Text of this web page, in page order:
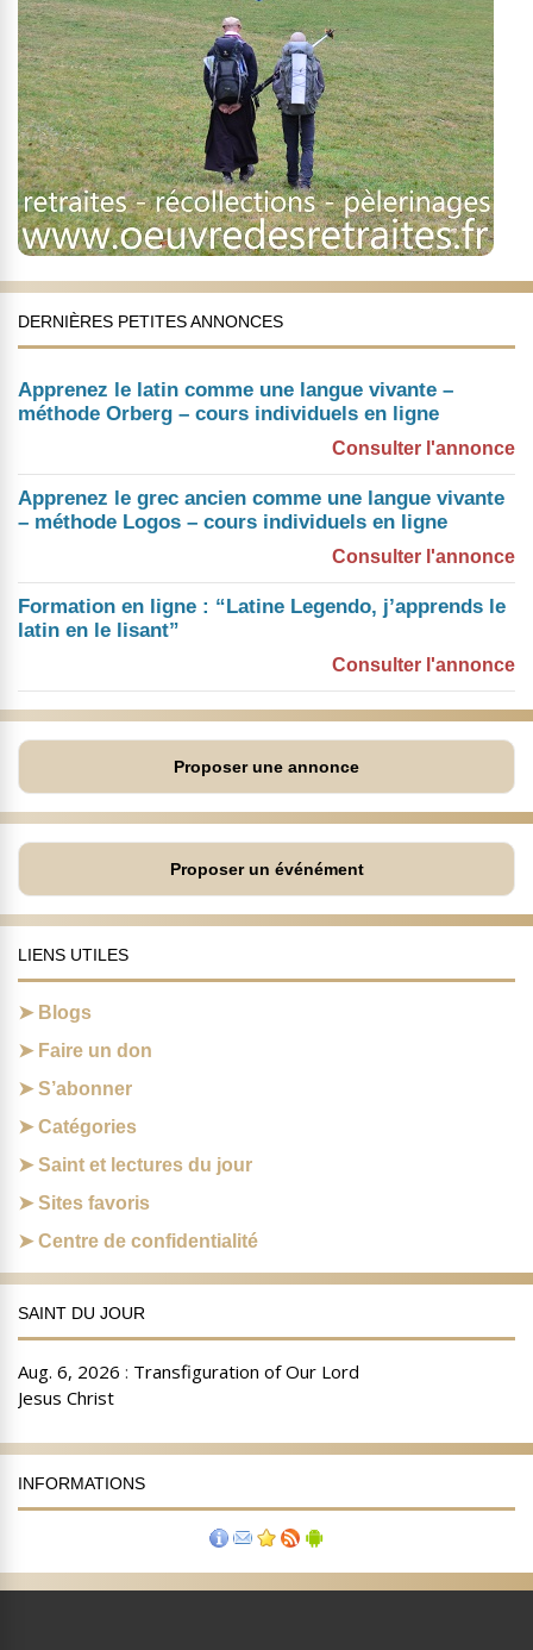
DERNIÈRES PETITES ANNONCES
Apprenez le latin comme une langue vivante –
méthode Orberg – cours individuels en ligne
Consulter l'annonce
Apprenez le grec ancien comme une langue vivante
– méthode Logos – cours individuels en ligne
Consulter l'annonce
Formation en ligne : “Latine Legendo, j’apprends le
latin en le lisant”
Consulter l'annonce
Proposer une annonce
Proposer un événément
LIENS UTILES
Blogs
Faire un don
S’abonner
Catégories
Saint et lectures du jour
Sites favoris
Centre de confidentialité
SAINT DU JOUR
INFORMATIONS